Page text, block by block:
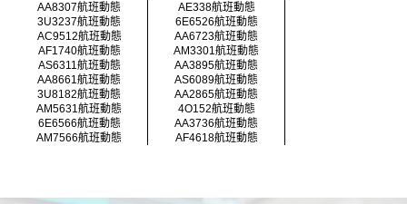
AA8307航班動態
AE338航班動態
3U3237航班動態
6E6526航班動態
AC9512航班動態
AA6723航班動態
AF1740航班動態
AM3301航班動態
AS6311航班動態
AA3895航班動態
AA8661航班動態
AS6089航班動態
3U8182航班動態
AA2865航班動態
AM5631航班動態
4O152航班動態
6E6566航班動態
AA3736航班動態
AM7566航班動態
AF4618航班動態